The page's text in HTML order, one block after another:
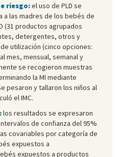
riesgo:el uso de PLD se
a las madres de los bebés de
(31 productos agrupados
detergentes, otros y
utilización (cinco opciones:
mes, mensual, semanal y
se recogieron muestras
la MI mediante
pesaron y tallaron los niños al
el IMC.
los resultados se expresaron
de confianza del 95%
covariables por categoría de
expuestos a
expuestos a productos